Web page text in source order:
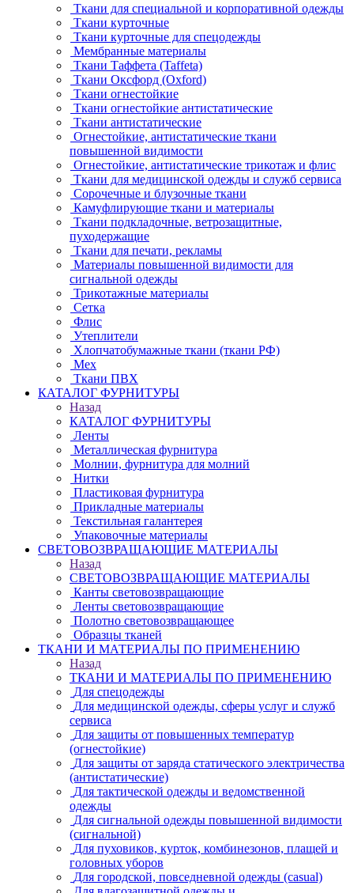
Ткани для специальной и корпоративной одежды
Ткани курточные
Ткани курточные для спецодежды
Мембранные материалы
Ткани Таффета (Taffeta)
Ткани Оксфорд (Oxford)
Ткани огнестойкие
Ткани огнестойкие антистатические
Ткани антистатические
Огнестойкие, антистатические ткани
повышенной видимости
Огнестойкие, антистатические трикотаж и флис
Ткани для медицинской одежды и служб сервиса
Сорочечные и блузочные ткани
Камуфлирующие ткани и материалы
Ткани подкладочные, ветрозащитные,
пуходержащие
Ткани для печати, рекламы
Материалы повышенной видимости для
сигнальной одежды
Трикотажные материалы
Сетка
Флис
Утеплители
Хлопчатобумажные ткани (ткани РФ)
Мех
Ткани ПВХ
КАТАЛОГ ФУРНИТУРЫ
Назад
КАТАЛОГ ФУРНИТУРЫ
Ленты
Металлическая фурнитура
Молнии, фурнитура для молний
Нитки
Пластиковая фурнитура
Прикладные материалы
Текстильная галантерея
Упаковочные материалы
СВЕТОВОЗВРАЩАЮЩИЕ МАТЕРИАЛЫ
Назад
СВЕТОВОЗВРАЩАЮЩИЕ МАТЕРИАЛЫ
Канты световозвращающие
Ленты световозвращающие
Полотно световозвращающее
Образцы тканей
ТКАНИ И МАТЕРИАЛЫ ПО ПРИМЕНЕНИЮ
Назад
ТКАНИ И МАТЕРИАЛЫ ПО ПРИМЕНЕНИЮ
Для спецодежды
Для медицинской одежды, сферы услуг и служб
сервиса
Для защиты от повышенных температур
(огнестойкие)
Для защиты от заряда статического электричества
(антистатические)
Для тактической одежды и ведомственной
одежды
Для сигнальной одежды повышенной видимости
(сигнальной)
Для пуховиков, курток, комбинезонов, плащей и
головных уборов
Для городской, повседневной одежды (casual)